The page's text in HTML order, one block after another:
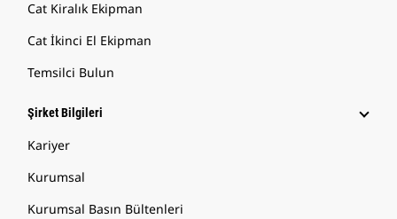
Cat Kiralık Ekipman
Cat İkinci El Ekipman
Temsilci Bulun
Şirket Bilgileri
Kariyer
Kurumsal
Kurumsal Basın Bültenleri